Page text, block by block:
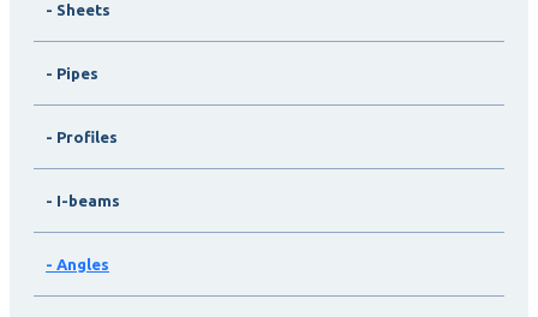
- Sheets
- Pipes
- Profiles
- I-beams
- Angles